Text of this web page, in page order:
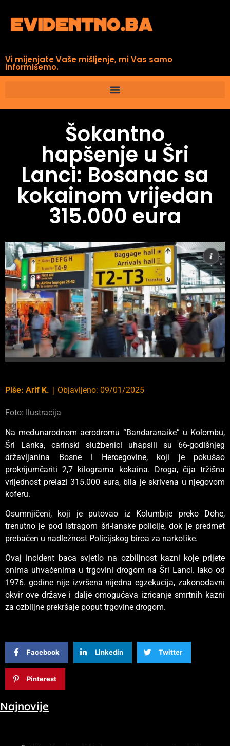
Vi mijenjate Vaše mišljenje, mi Vas samo
informišemo.
Šokantno
hapšenje u Šri
Lanci: Bosanac sa
kokainom vrijedan
315.000 eura
Piše: Arif K. ｜ Objavljeno: 09/01/2025
Foto: Ilustracija
Na međunarodnom aerodromu “Bandaranaike” u Kolombu,
Šri Lanka, carinski službenici uhapsili su 66-godišnjeg
državljanina Bosne i Hercegovine, koji je pokušao
prokrijumčariti 2,7 kilograma kokaina. Droga, čija tržišna
vrijednost prelazi 315.000 eura, bila je skrivena u njegovom
koferu.
Osumnjičeni, koji je putovao iz Kolumbije preko Dohe,
trenutno je pod istragom šri-lanske policije, dok je predmet
prebačen u nadležnost Policijskog biroa za narkotike.
Ovaj incident baca svjetlo na ozbiljnost kazni koje prijete
onima uhvaćenima u trgovini drogom na Šri Lanci. Iako od
1976. godine nije izvršena nijedna egzekucija, zakonodavni
okvir ove države i dalje omogućava izricanje smrtnih kazni
za ozbiljne prekršaje poput trgovine drogom.
Facebook Linkedin Twitter
Pinterest
Najnovije